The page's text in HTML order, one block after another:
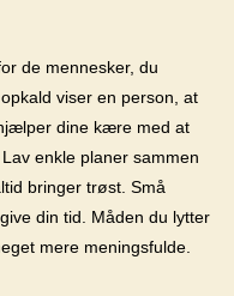
de mennesker, du
viser en person, at
dine kære med at
enkle planer sammen
bringer trøst. Små
din tid. Måden du lytter
mere meningsfulde.